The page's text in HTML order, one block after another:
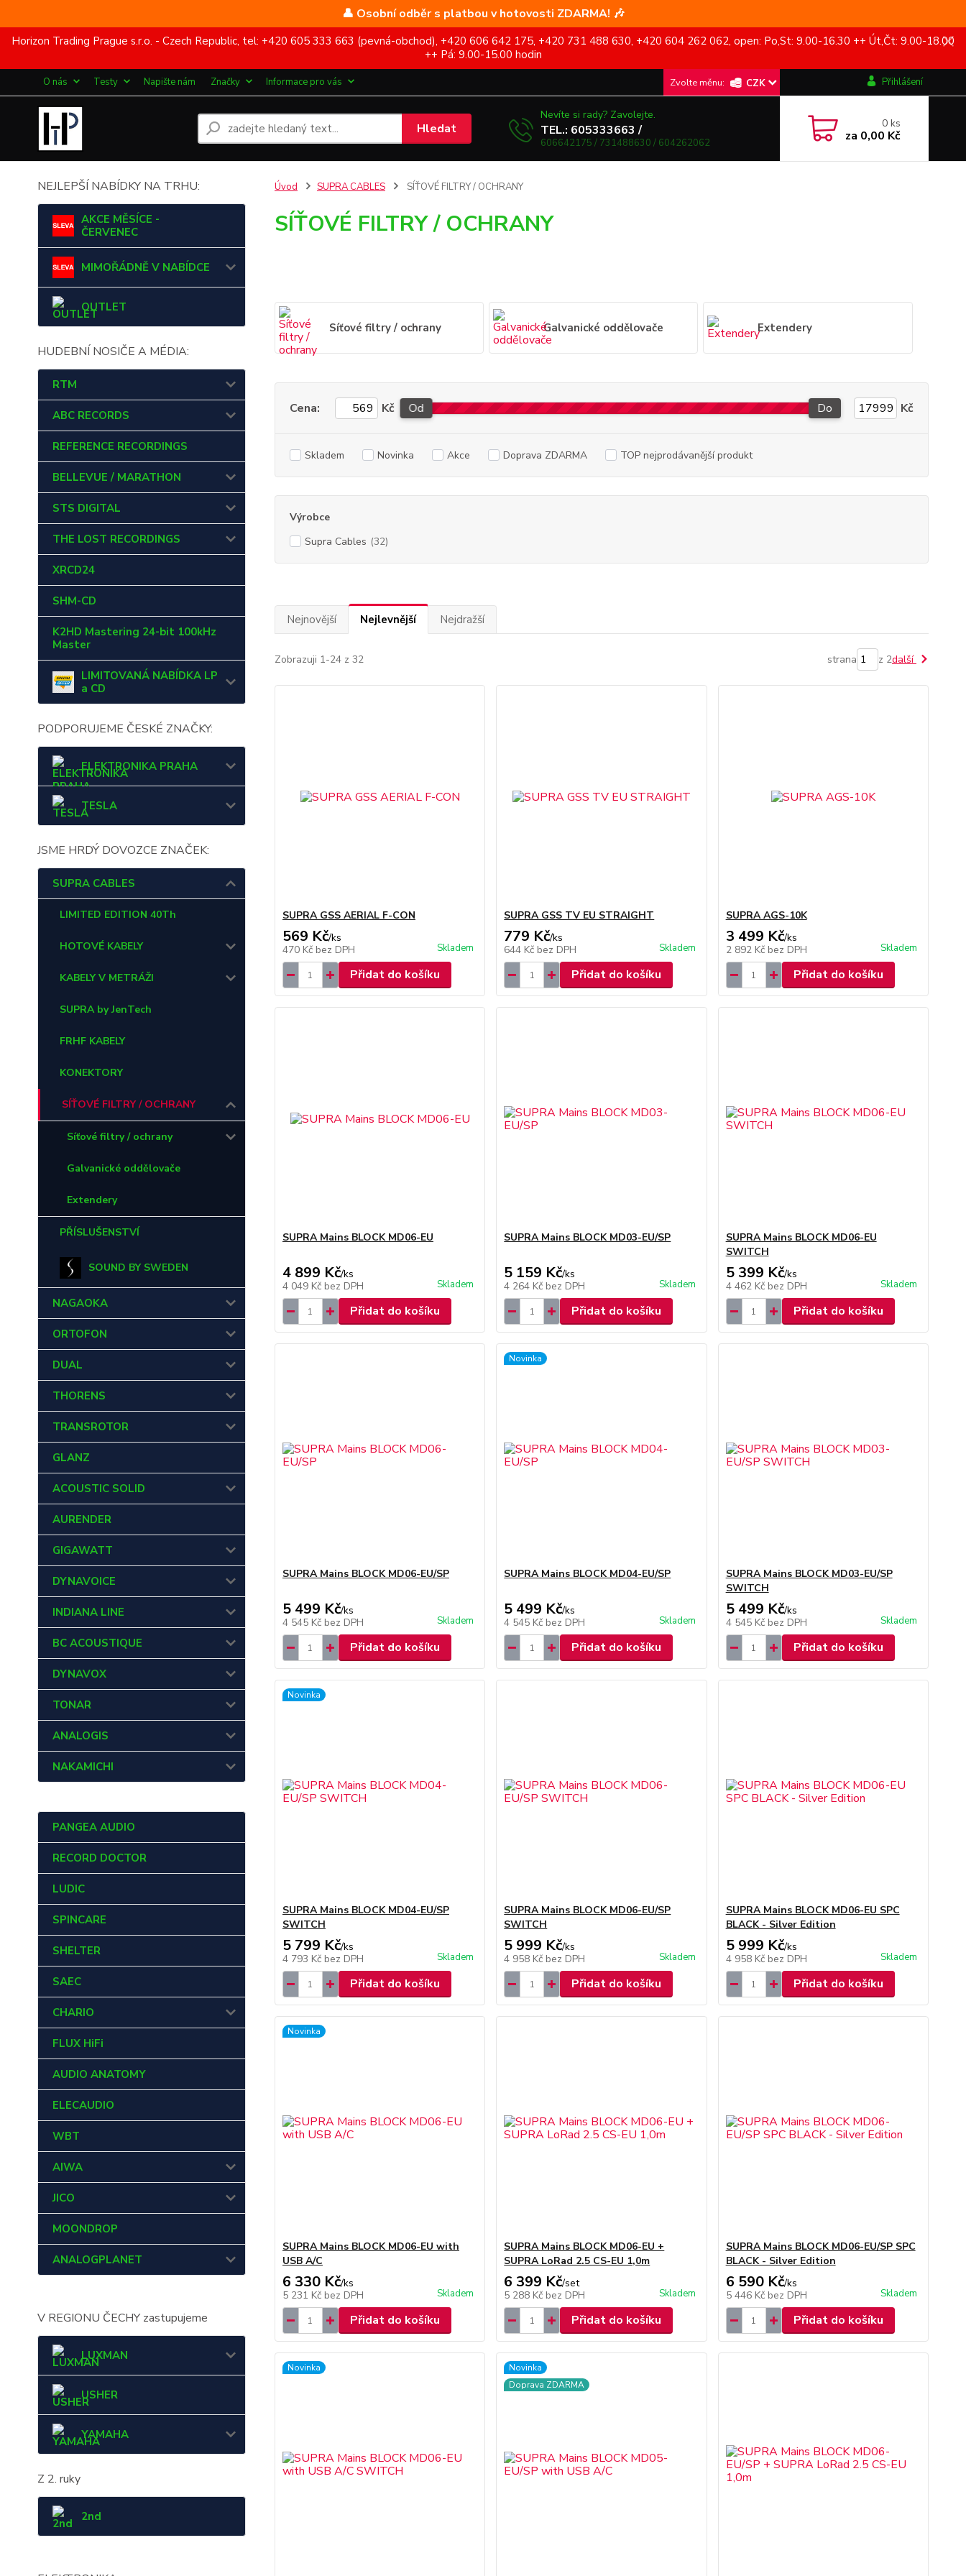
👤 Osobní odběr s platbou v hotovosti ZDARMA! 🎶
Horizon Trading Prague s.r.o. - Czech Republic, tel: +420 605 333 663 (pevná-obchod), +420 606 642 175, +420 731 488 630, +420 604 262 062, open: Po,St: 9.00-16.30 ++ Út,Čt: 9.00-18.00
++ Pá: 9.00-15.00 hodin
O nás Testy Napište nám Značky Informace pro vás CZK Přihlášení
Hledat
Nevíte si rady? Zavolejte.
TEL.: 605333663 /
606642175 / 731488630 / 604262062
0ks
za 0,00 Kč
NEJLEPŠÍ NABÍDKY NA TRHU:
AKCE MĚSÍCE -
ČERVENEC
MIMOŘÁDNĚ V NABÍDCE
OUTLET
HUDEBNÍ NOSIČE A MÉDIA:
RTM
ABC RECORDS
REFERENCE RECORDINGS
BELLEVUE / MARATHON
STS DIGITAL
THE LOST RECORDINGS
XRCD24
SHM-CD
K2HD Mastering 24-bit 100kHz
Master
LIMITOVANÁ NABÍDKA LP
a CD
PODPORUJEME ČESKÉ ZNAČKY:
ELEKTRONIKA PRAHA
TESLA
JSME HRDÝ DOVOZCE ZNAČEK:
SUPRA CABLES
LIMITED EDITION 40Th
HOTOVÉ KABELY
KABELY V METRÁŽI
SUPRA by JenTech
FRHF KABELY
KONEKTORY
SÍŤOVÉ FILTRY / OCHRANY
Síťové filtry / ochrany
Galvanické oddělovače
Extendery
PŘÍSLUŠENSTVÍ
SOUND BY SWEDEN
NAGAOKA
ORTOFON
DUAL
THORENS
TRANSROTOR
GLANZ
ACOUSTIC SOLID
AURENDER
GIGAWATT
DYNAVOICE
INDIANA LINE
BC ACOUSTIQUE
DYNAVOX
TONAR
ANALOGIS
NAKAMICHI
PANGEA AUDIO
RECORD DOCTOR
LUDIC
SPINCARE
SHELTER
SAEC
CHARIO
FLUX HiFi
AUDIO ANATOMY
ELECAUDIO
WBT
AIWA
JICO
MOONDROP
ANALOGPLANET
V REGIONU ČECHY zastupujeme
LUXMAN
USHER
YAMAHA
Z 2. ruky
2nd
Úvod SUPRA CABLES SÍŤOVÉ FILTRY / OCHRANY
SÍŤOVÉ FILTRY / OCHRANY
Síťové filtry / ochrany Galvanické oddělovače Extendery
Cena: Kč Od Do Kč
Skladem Novinka Akce Doprava ZDARMA TOP nejprodávanější produkt
Výrobce
Supra Cables (32)
Nejnovější Nejlevnější Nejdražší
Zobrazuji 1-24 z 32 strana z 2další
SUPRA GSS AERIAL F-CON
569 Kč/ks
470 Kč bez DPH Skladem
Přidat do košíku
SUPRA GSS TV EU STRAIGHT
779 Kč/ks
644 Kč bez DPH Skladem
Přidat do košíku
SUPRA AGS-10K
3 499 Kč/ks
2 892 Kč bez DPH Skladem
Přidat do košíku
SUPRA Mains BLOCK MD06-EU
4 899 Kč/ks
4 049 Kč bez DPH Skladem
Přidat do košíku
SUPRA Mains BLOCK MD03-EU/SP
5 159 Kč/ks
4 264 Kč bez DPH Skladem
Přidat do košíku
SUPRA Mains BLOCK MD06-EU
SWITCH
5 399 Kč/ks
4 462 Kč bez DPH Skladem
Přidat do košíku
SUPRA Mains BLOCK MD06-EU/SP
5 499 Kč/ks
4 545 Kč bez DPH Skladem
Přidat do košíku
Novinka
SUPRA Mains BLOCK MD04-EU/SP
5 499 Kč/ks
4 545 Kč bez DPH Skladem
Přidat do košíku
SUPRA Mains BLOCK MD03-EU/SP
SWITCH
5 499 Kč/ks
4 545 Kč bez DPH Skladem
Přidat do košíku
Novinka
SUPRA Mains BLOCK MD04-EU/SP
SWITCH
5 799 Kč/ks
4 793 Kč bez DPH Skladem
Přidat do košíku
SUPRA Mains BLOCK MD06-EU/SP
SWITCH
5 999 Kč/ks
4 958 Kč bez DPH Skladem
Přidat do košíku
SUPRA Mains BLOCK MD06-EU SPC
BLACK - Silver Edition
5 999 Kč/ks
4 958 Kč bez DPH Skladem
Přidat do košíku
Novinka
SUPRA Mains BLOCK MD06-EU with
USB A/C
6 330 Kč/ks
5 231 Kč bez DPH Skladem
Přidat do košíku
SUPRA Mains BLOCK MD06-EU +
SUPRA LoRad 2.5 CS-EU 1,0m
6 399 Kč/set
5 288 Kč bez DPH Skladem
Přidat do košíku
SUPRA Mains BLOCK MD06-EU/SP SPC
BLACK - Silver Edition
6 590 Kč/ks
5 446 Kč bez DPH Skladem
Přidat do košíku
Novinka
Novinka
Doprava ZDARMA